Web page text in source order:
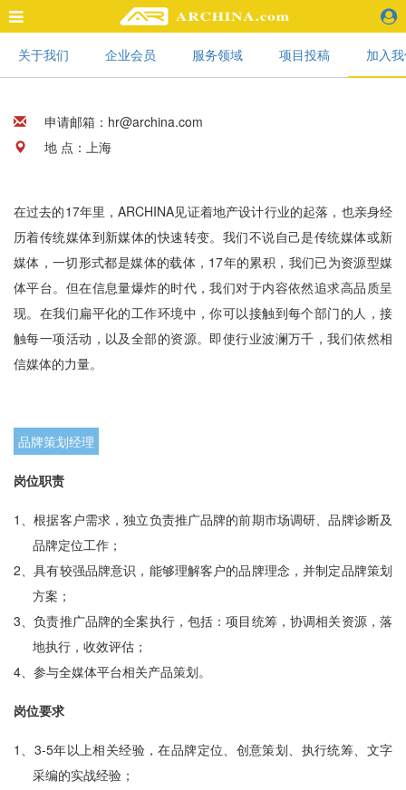
精选案例
建 筑
室 内
视 频
头条资讯
业 界
机 构
人 物
地 产
快速搜索
企业招聘
企业会员
关于投稿
广告投放
关于我们
联系我们
关于我们 企业会员 服务领域 项目投稿 加入
申请邮箱：hr@archina.com
地 点：上海
在过去的17年里，ARCHINA见证着地产设计行业的起落，也亲身经
历着传统媒体到新媒体的快速转变。我们不说自己是传统媒体或新
媒体，一切形式都是媒体的载体，17年的累积，我们已为资源型媒
体平台。但在信息量爆炸的时代，我们对于内容依然追求高品质呈
现。在我们扁平化的工作环境中，你可以接触到每个部门的人，接
触每一项活动，以及全部的资源。即使行业波澜万千，我们依然相
信媒体的力量。
品牌策划经理
岗位职责
1、根据客户需求，独立负责推广品牌的前期市场调研、品牌诊断及
品牌定位工作；
2、具有较强品牌意识，能够理解客户的品牌理念，并制定品牌策划
方案；
3、负责推广品牌的全案执行，包括：项目统筹，协调相关资源，落
地执行，收效评估；
4、 参与全媒体平台相关产品策划。
岗位要求
1、 3-5年以上相关经验，在品牌定位、创意策划、执行统筹、文字
采编的实战经验；